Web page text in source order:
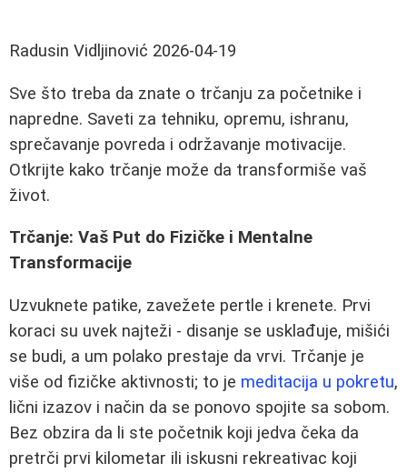
Radusin Vidljinović 2026-04-19
Sve što treba da znate o trčanju za početnike i
napredne. Saveti za tehniku, opremu, ishranu,
sprečavanje povreda i održavanje motivacije.
Otkrijte kako trčanje može da transformiše vaš
život.
Trčanje: Vaš Put do Fizičke i Mentalne
Transformacije
Uzvuknete patike, zavežete pertle i krenete. Prvi
koraci su uvek najteži - disanje se usklađuje, mišići
se budi, a um polako prestaje da vrvi. Trčanje je
više od fizičke aktivnosti; to je meditacija u pokretu,
lični izazov i način da se ponovo spojite sa sobom.
Bez obzira da li ste početnik koji jedva čeka da
pretrči prvi kilometar ili iskusni rekreativac koji